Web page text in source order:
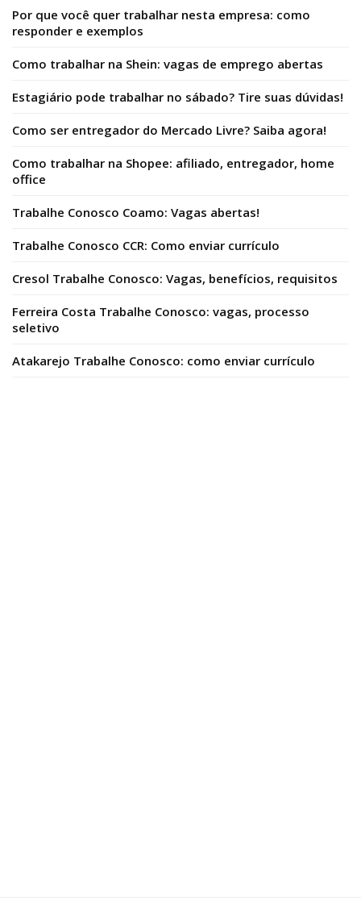
Por que você quer trabalhar nesta empresa: como
responder e exemplos
Como trabalhar na Shein: vagas de emprego abertas
Estagiário pode trabalhar no sábado? Tire suas dúvidas!
Como ser entregador do Mercado Livre? Saiba agora!
Como trabalhar na Shopee: afiliado, entregador, home
office
Trabalhe Conosco Coamo: Vagas abertas!
Trabalhe Conosco CCR: Como enviar currículo
Cresol Trabalhe Conosco: Vagas, benefícios, requisitos
Ferreira Costa Trabalhe Conosco: vagas, processo
seletivo
Atakarejo Trabalhe Conosco: como enviar currículo